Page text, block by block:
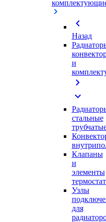
chevron_left
Назад
и
chevron_right
expand_more
стальные
Клапаны
и
элементы
Узлы
для